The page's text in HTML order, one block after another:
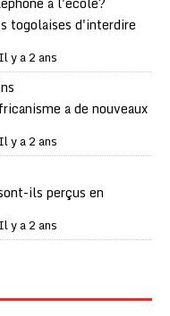
togolaises d'interdire
Il y a 2 ans
a de nouveaux
Il y a 2 ans
ils perçus en
Il y a 2 ans